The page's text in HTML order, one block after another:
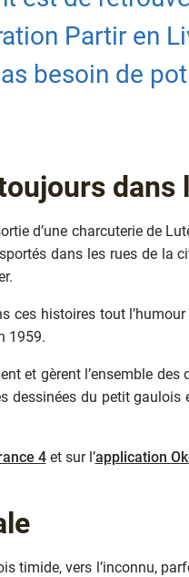
Partir en
besoin de
dans
d’une charcuterie de
dans les rues de la
histoires tout l’humour
1959.
et gèrent l’ensemble des
dessinées du petit
4et sur l’application
timide, vers l’inconnu,